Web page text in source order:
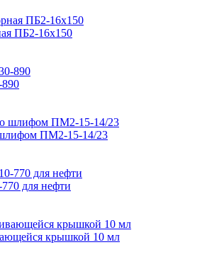
ПБ2-16х150
ПМ2-15-14/23
для нефти
крышкой 10 мл